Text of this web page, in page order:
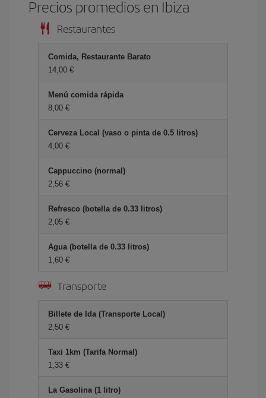
Precios promedios en Ibiza
Restaurantes
Comida, Restaurante Barato
14,00 €
Menú comida rápida
8,00 €
Cerveza Local (vaso o pinta de 0.5 litros)
4,00 €
Cappuccino (normal)
2,56 €
Refresco (botella de 0.33 litros)
2,05 €
Agua (botella de 0.33 litros)
1,60 €
Transporte
Billete de Ida (Transporte Local)
2,50 €
Taxi 1km (Tarifa Normal)
1,33 €
La Gasolina (1 litro)